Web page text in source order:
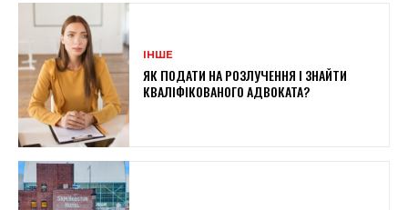
ІНШЕ
ЯК ПОДАТИ НА РОЗЛУЧЕННЯ І ЗНАЙТИ
КВАЛІФІКОВАНОГО АДВОКАТА?